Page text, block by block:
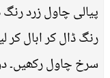
پیالی چاول زرد
رنگ ڈال کر ابال
سرخ چاول رکھیں۔